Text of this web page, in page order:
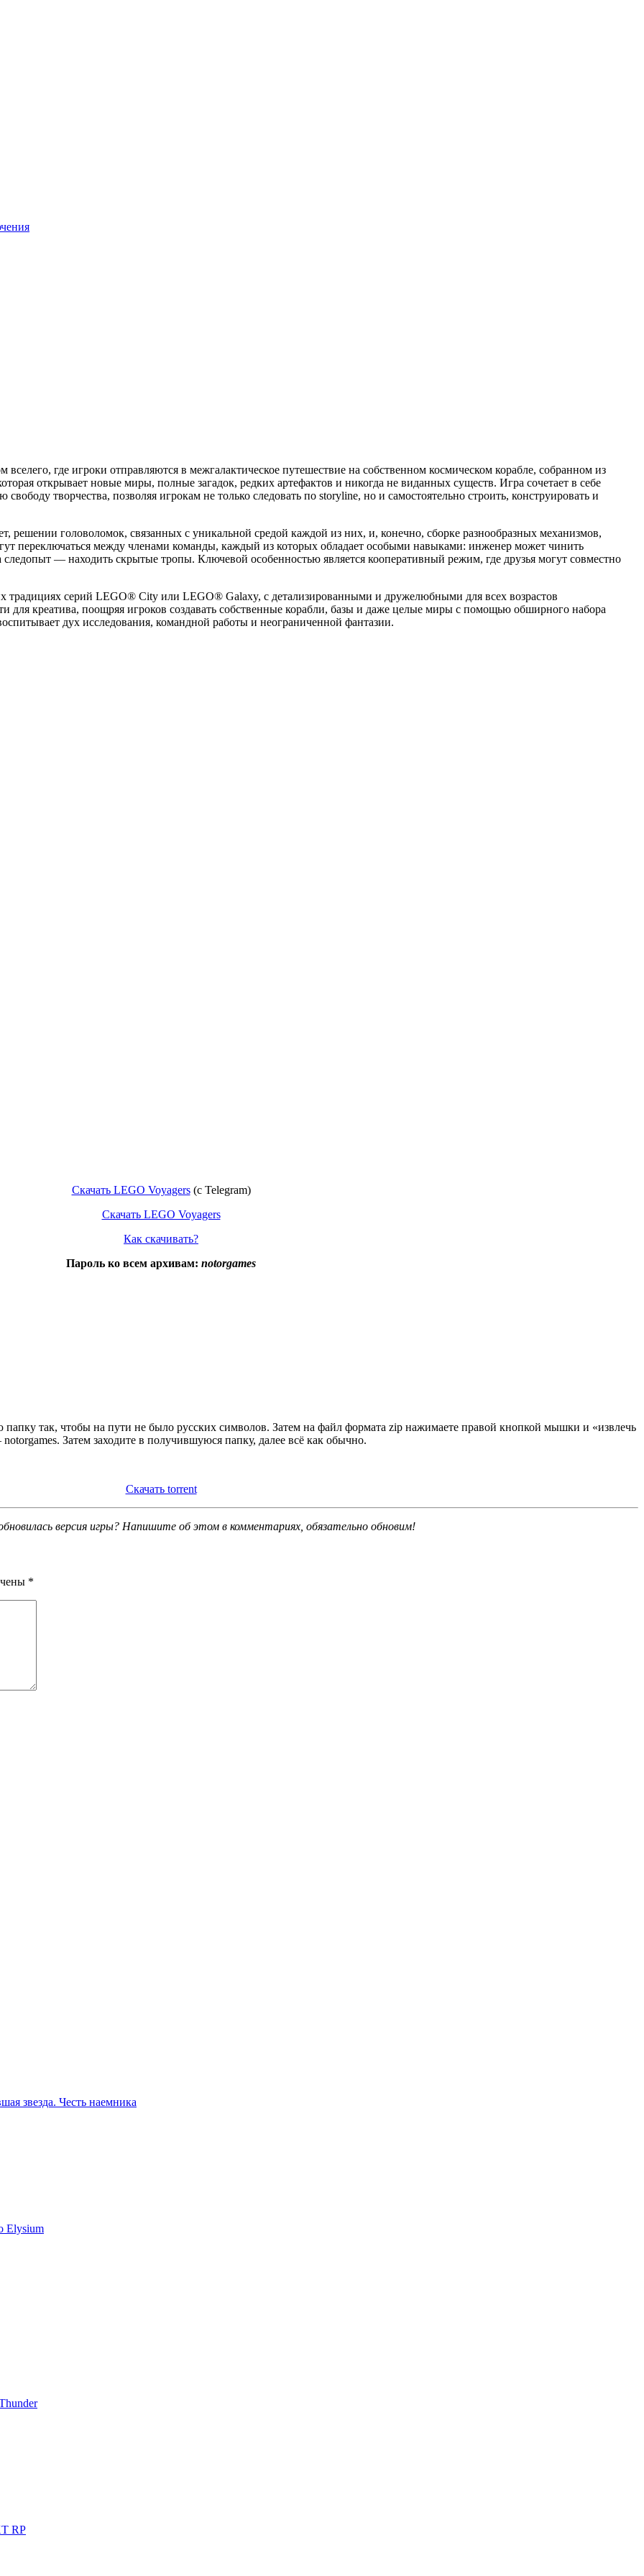
где игроки отправляются в межгалактическое путешествие на собственном космическом корабле, собранном из
открывает новые миры, полные загадок, редких артефактов и никогда не виданных существ. Игра сочетает в себе
творчества, позволяя игрокам не только следовать по storyline, но и самостоятельно строить, конструировать и
решении головоломок, связанных с уникальной средой каждой из них, и, конечно, сборке разнообразных механизмов,
переключаться между членами команды, каждый из которых обладает особыми навыками: инженер может чинить
— находить скрытые тропы. Ключевой особенностью является кооперативный режим, где друзья могут совместно
серий LEGO® City или LEGO® Galaxy, с детализированными и дружелюбными для всех возрастов
для креатива, поощряя игроков создавать собственные корабли, базы и даже целые миры с помощью обширного набора
дух исследования, командной работы и неограниченной фантазии.
Скачать LEGO Voyagers(c Telegram)
Скачать LEGO Voyagers
Как скачивать?
Пароль ко всем архивам: notorgames
так, чтобы на пути не было русских символов. Затем на файл формата zip нажимаете правой кнопкой мышки и «извлечь
Затем заходите в получившуюся папку, далее всё как обычно.
Скачать torrent
версия игры? Напишите об этом в комментариях, обязательно обновим!
*
звезда. Честь наемника
Elysium
RP